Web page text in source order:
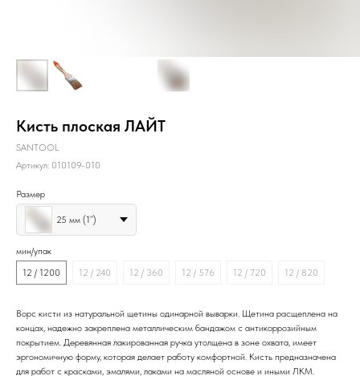
Кисть плоская ЛАЙТ
SANTOOL
Артикул: 010109-010
Размер
25 мм (1’’)
мин/упак
12 / 1200
12 / 240 12 / 360 12 / 576 12 / 720 12 / 820
Ворс кисти из натуральной щетины одинарной выварки. Щетина расщеплена на
концах, надежно закреплена металлическим бандажом с антикоррозийным
покрытием. Деревянная лакированная ручка утолщена в зоне охвата, имеет
эргономичную форму, которая делает работу комфортной. Кисть предназначена
для работ с красками, эмалями, лаками на масляной основе и иными ЛКМ.